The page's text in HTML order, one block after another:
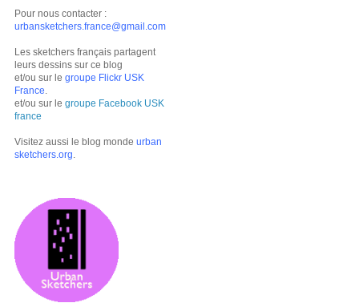
Pour nous contacter :
urbansketchers.france@gmail.com
Les sketchers français partagent
leurs dessins sur ce blog
et/ou sur le groupe Flickr USK
France
et/ou sur le groupe Facebook USK
france
Visitez aussi le blog monde urban
sketchers.org